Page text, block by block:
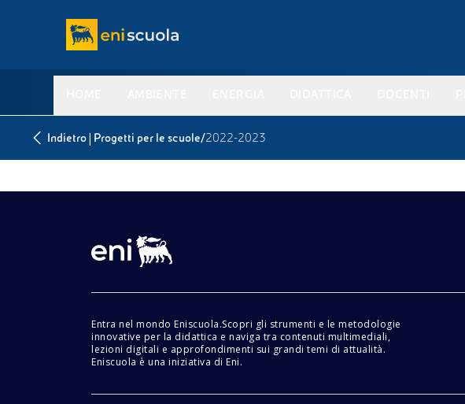
Indietro| Progetti per le scuole/2022-2023
Entra nel mondo Eniscuola.Scopri gli strumenti e le metodologie
innovative per la didattica e naviga tra contenuti multimediali,
lezioni digitali e approfondimenti sui grandi temi di attualità.
Eniscuola è una iniziativa di Eni.